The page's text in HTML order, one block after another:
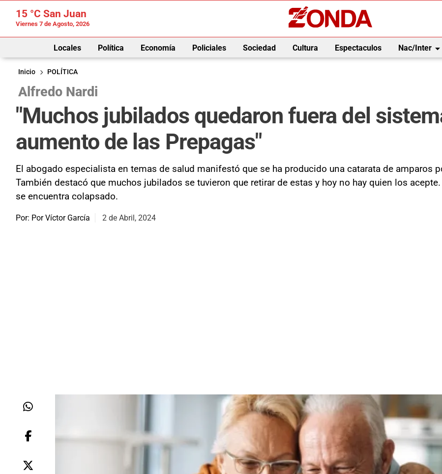
15 °C San Juan
Viernes 7 de Agosto, 2026
Locales Política Economía Policiales Sociedad Cultura Espectaculos Nac/Interarrow_drop_down
Inicio
POLÍTICA
Alfredo Nardi
"Muchos jubilados quedaron fuera del
aumento de las Prepagas"
El abogado especialista en temas de salud manifestó que se ha producido una catarata de amparos
También destacó que muchos jubilados se tuvieron que retirar de estas y hoy no hay quien los
se encuentra colapsado.
Por: Por Víctor García 2 de Abril, 2024